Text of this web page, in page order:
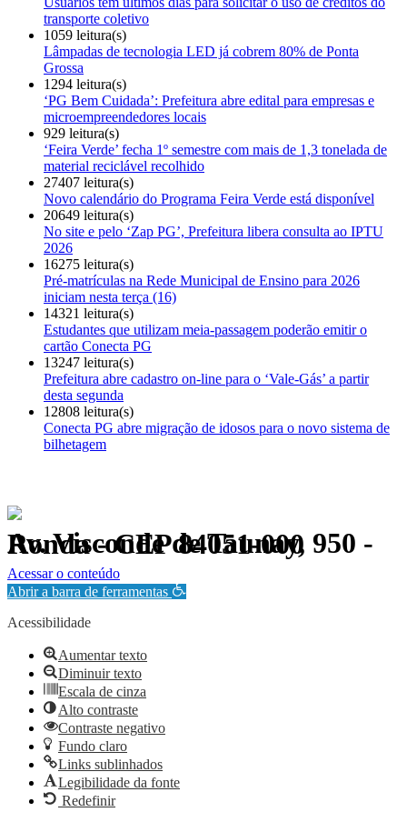
transporte coletivo
1059 leitura(s)
Lâmpadas de tecnologia LED já cobrem 80% de Ponta
Grossa
1294 leitura(s)
‘PG Bem Cuidada’: Prefeitura abre edital para empresas e
microempreendedores locais
929 leitura(s)
‘Feira Verde’ fecha 1º semestre com mais de 1,3 tonelada de
material reciclável recolhido
27407 leitura(s)
Novo calendário do Programa Feira Verde está disponível
20649 leitura(s)
No site e pelo ‘Zap PG’, Prefeitura libera consulta ao IPTU
2026
16275 leitura(s)
Pré-matrículas na Rede Municipal de Ensino para 2026
iniciam nesta terça (16)
14321 leitura(s)
Estudantes que utilizam meia-passagem poderão emitir o
cartão Conecta PG
13247 leitura(s)
Prefeitura abre cadastro on-line para o ‘Vale-Gás’ a partir
desta segunda
12808 leitura(s)
Conecta PG abre migração de idosos para o novo sistema de
bilhetagem
Av. Visconde de Taunay, 950 - Ronda - CEP 84051-000
Política de Privacidade.
Acessar o conteúdo
Abrir a barra de ferramentas
Acessibilidade
Aumentar texto
Diminuir texto
Escala de cinza
Alto contraste
Contraste negativo
Fundo claro
Links sublinhados
Legibilidade da fonte
Redefinir